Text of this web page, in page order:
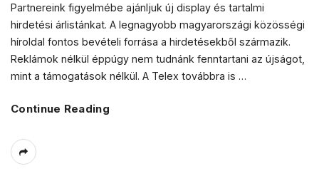
Partnereink figyelmébe ajánljuk új display és tartalmi
hirdetési árlistánkat. A legnagyobb magyarországi közösségi
híroldal fontos bevételi forrása a hirdetésekből származik.
Reklámok nélkül éppúgy nem tudnánk fenntartani az újságot,
mint a támogatások nélkül. A Telex továbbra is …
Continue Reading